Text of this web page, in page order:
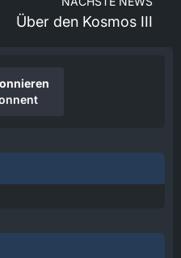
Über den Kosmos III